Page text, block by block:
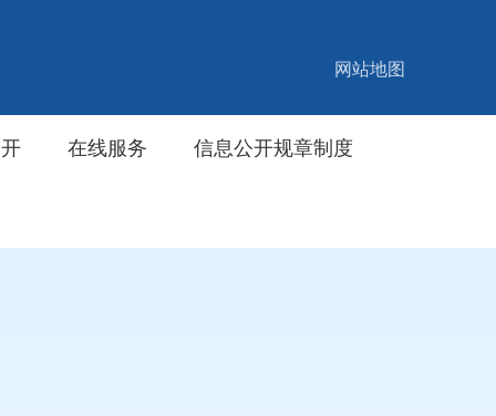
网站地图
在线服务 信息公开规章制度